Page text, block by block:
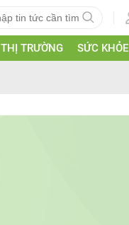
THỊ TRƯỜNG SỨC KHỎE